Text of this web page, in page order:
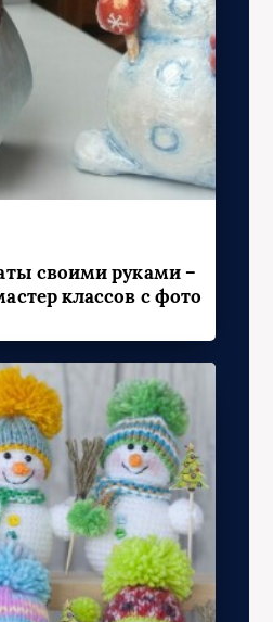
своими руками –
классов с фото